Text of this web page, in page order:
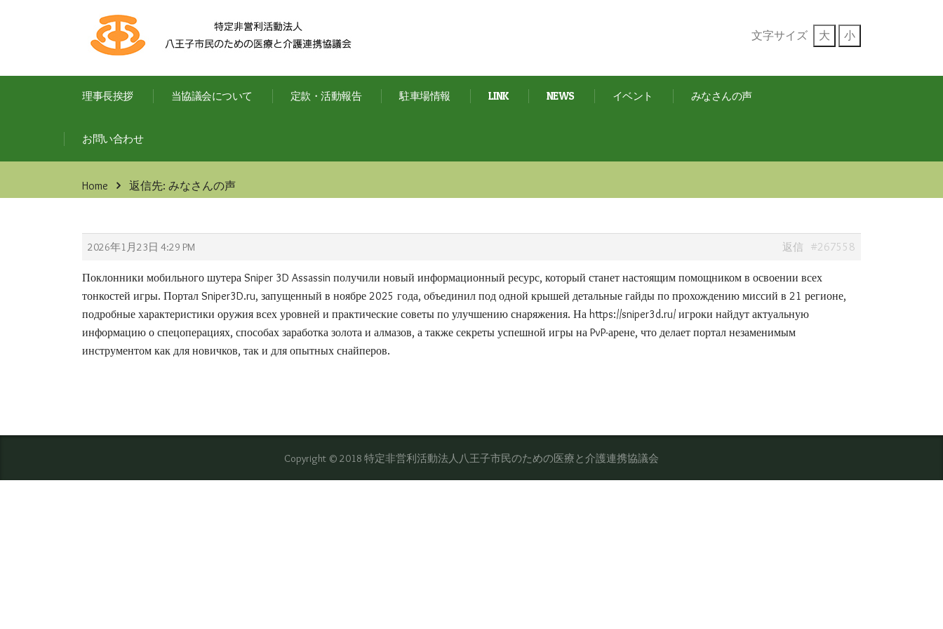
文字サイズ 大 小
理事長挨拶 当協議会について 定款・活動報告 駐車場情報 LINK NEWS イベント みなさんの声
お問い合わせ
Home 返信先: みなさんの声
2026年1月23日 4:29 PM #267558
返信
Поклонники мобильного шутера Sniper 3D Assassin получили новый информационный ресурс, который станет настоящим помощником в освоении всех
тонкостей игры. Портал Sniper3D.ru, запущенный в ноябре 2025 года, объединил под одной крышей детальные гайды по прохождению миссий в 21 регионе,
подробные характеристики оружия всех уровней и практические советы по улучшению снаряжения. На https://sniper3d.ru/ игроки найдут актуальную
информацию о спецоперациях, способах заработка золота и алмазов, а также секреты успешной игры на PvP-арене, что делает портал незаменимым
инструментом как для новичков, так и для опытных снайперов.
Copyright © 2018 特定非営利活動法人八王子市民のための医療と介護連携協議会